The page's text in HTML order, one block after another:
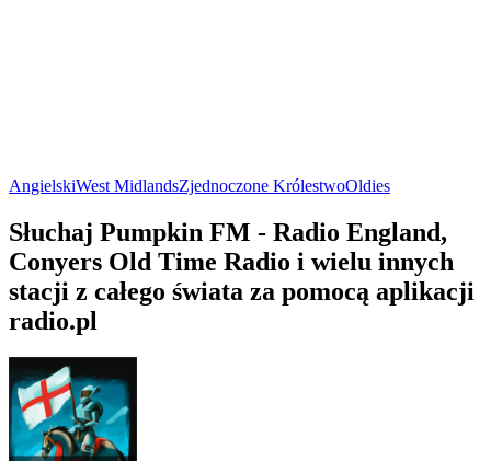
AngielskiWest MidlandsZjednoczone KrólestwoOldies
Słuchaj Pumpkin FM - Radio England,
Conyers Old Time Radio i wielu innych
stacji z całego świata za pomocą aplikacji
radio.pl